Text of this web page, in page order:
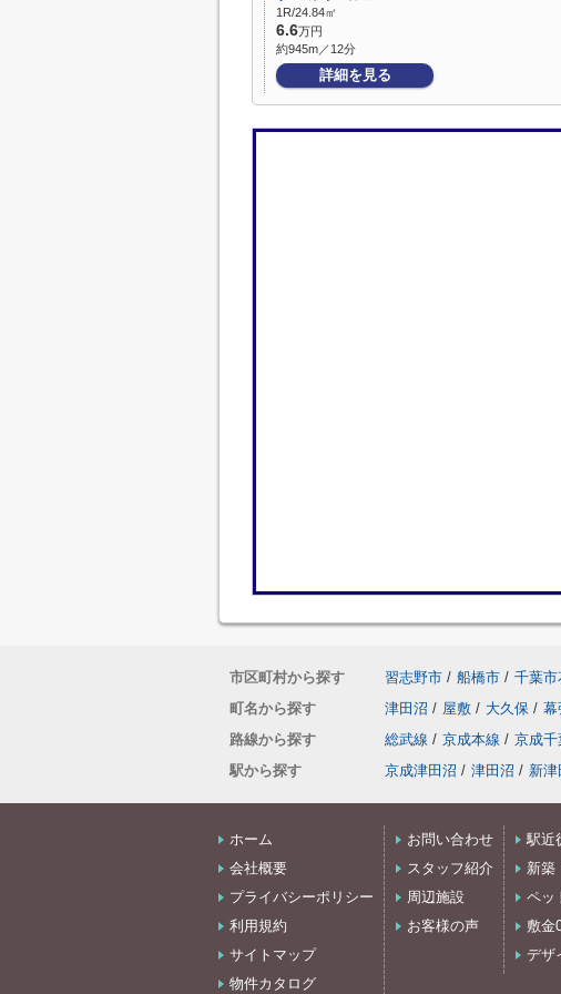
1R/24.84㎡
6.6万円
約945m／12分
詳細を見る
市区町村から探す 習志野市 / 船橋市 / 千葉市
町名から探す
津田沼 / 屋敷 / 大久保 / 幕
路線から探す
総武線 / 京成本線 / 京成千
駅から探す
京成津田沼 / 津田沼 / 新津
ホーム
会社概要
プライバシーポリシー
利用規約
サイトマップ
物件カタログ
お問い合わせ
スタッフ紹介
周辺施設
お客様の声
駅近
新築
ペッ
敷金
デザ